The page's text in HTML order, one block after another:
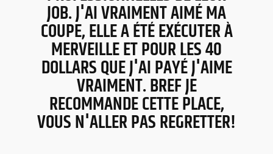
JOB. J'AI VRAIMENT AIMÉ MA
COUPE, ELLE A ÉTÉ EXÉCUTER À
MERVEILLE ET POUR LES 40
DOLLARS QUE J'AI PAYÉ J'AIME
VRAIMENT. BREF JE
RECOMMANDE CETTE PLACE,
VOUS N'ALLER PAS REGRETTER!